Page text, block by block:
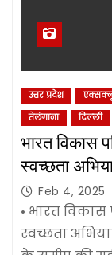
उत्तर प्रदेश
तेलंगाना
दिल्‍ली
भारत विकास
स्वच्छता
Feb 4, 2025
• भारत
स्वच्छता